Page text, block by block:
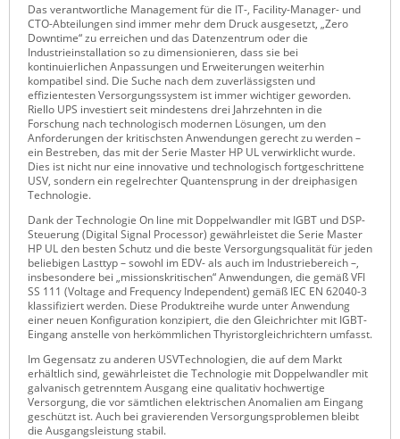
Moxa
Netio
Panorama Antennas
PatchSee
Power Kingdom
Poynting
Raritan
Riello UPS
Server Technology
Siretta
SIRIO Antenne
Sunbird
Tactical Software
TEKTELIC
Teltonika
Das verantwortliche Management für die IT-, Facility-Manager- und
CTO-Abteilungen sind immer mehr dem Druck ausgesetzt, „Zero
Downtime“ zu erreichen und das Datenzentrum oder die
Industrieinstallation so zu dimensionieren, dass sie bei
kontinuierlichen Anpassungen und Erweiterungen weiterhin
kompatibel sind. Die Suche nach dem zuverlässigsten und
effizientesten Versorgungssystem ist immer wichtiger geworden.
Riello UPS investiert seit mindestens drei Jahrzehnten in die
Forschung nach technologisch modernen Lösungen, um den
Anforderungen der kritischsten Anwendungen gerecht zu werden –
ein Bestreben, das mit der Serie Master HP UL verwirklicht wurde.
Dies ist nicht nur eine innovative und technologisch fortgeschrittene
USV, sondern ein regelrechter Quantensprung in der dreiphasigen
Technologie.
Dank der Technologie On line mit Doppelwandler mit IGBT und DSP-
Steuerung (Digital Signal Processor) gewährleistet die Serie Master
HP UL den besten Schutz und die beste Versorgungsqualität für jeden
beliebigen Lasttyp – sowohl im EDV- als auch im Industriebereich –,
insbesondere bei „missionskritischen“ Anwendungen, die gemäß VFI
SS 111 (Voltage and Frequency Independent) gemäß IEC EN 62040-3
klassifiziert werden. Diese Produktreihe wurde unter Anwendung
einer neuen Konfiguration konzipiert, die den Gleichrichter mit IGBT-
Eingang anstelle von herkömmlichen Thyristorgleichrichtern umfasst.
Im Gegensatz zu anderen USVTechnologien, die auf dem Markt
erhältlich sind, gewährleistet die Technologie mit Doppelwandler mit
galvanisch getrenntem Ausgang eine qualitativ hochwertige
Versorgung, die vor sämtlichen elektrischen Anomalien am Eingang
geschützt ist. Auch bei gravierenden Versorgungsproblemen bleibt
die Ausgangsleistung stabil.